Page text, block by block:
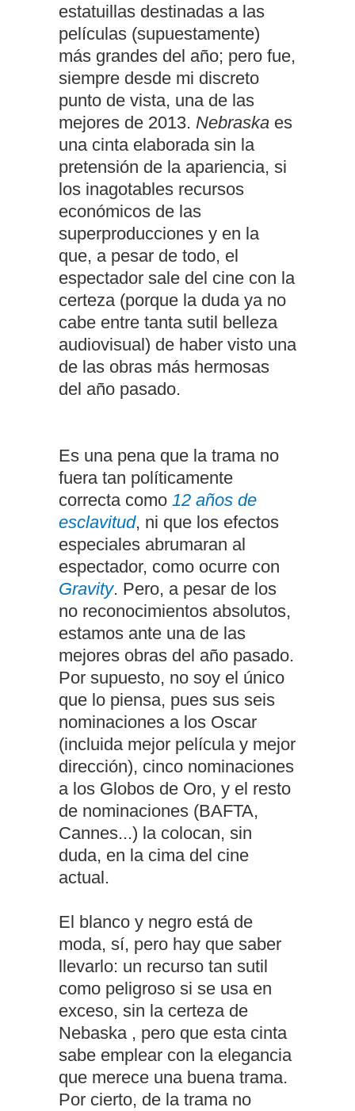
estatuillas destinadas a las
películas (supuestamente)
más grandes del año; pero fue,
siempre desde mi discreto
punto de vista, una de las
mejores de 2013. Nebraska es
una cinta elaborada sin la
pretensión de la apariencia, si
los inagotables recursos
económicos de las
superproducciones y en la
que, a pesar de todo, el
espectador sale del cine con la
certeza (porque la duda ya no
cabe entre tanta sutil belleza
audiovisual) de haber visto una
de las obras más hermosas
del año pasado.
Es una pena que la trama no
fuera tan políticamente
correcta como 12 años de
esclavitud, ni que los efectos
especiales abrumaran al
espectador, como ocurre con
Gravity. Pero, a pesar de los
no reconocimientos absolutos,
estamos ante una de las
mejores obras del año pasado.
Por supuesto, no soy el único
que lo piensa, pues sus seis
nominaciones a los Oscar
(incluida mejor película y mejor
dirección), cinco nominaciones
a los Globos de Oro, y el resto
de nominaciones (BAFTA,
Cannes...) la colocan, sin
duda, en la cima del cine
actual.
El blanco y negro está de
moda, sí, pero hay que saber
llevarlo: un recurso tan sutil
como peligroso si se usa en
exceso, sin la certeza de
Nebaska , pero que esta cinta
sabe emplear con la elegancia
que merece una buena trama.
Por cierto, de la trama no